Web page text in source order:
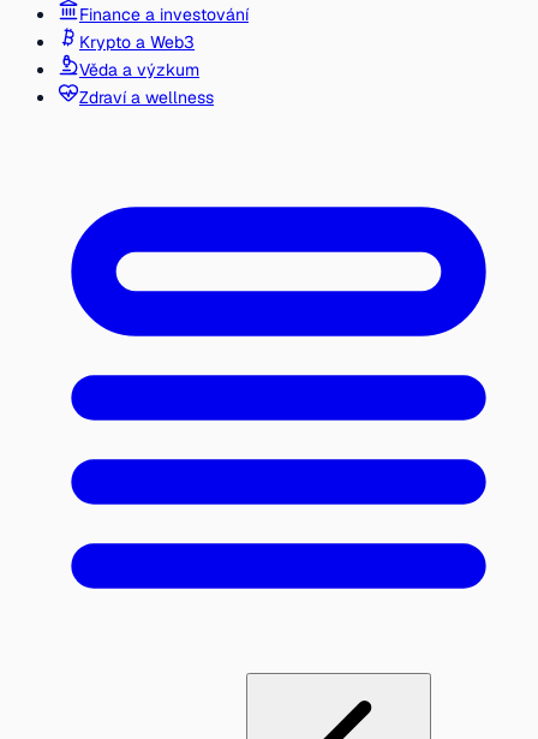
Finance a investování
Krypto a Web3
Věda a výzkum
Zdraví a wellness